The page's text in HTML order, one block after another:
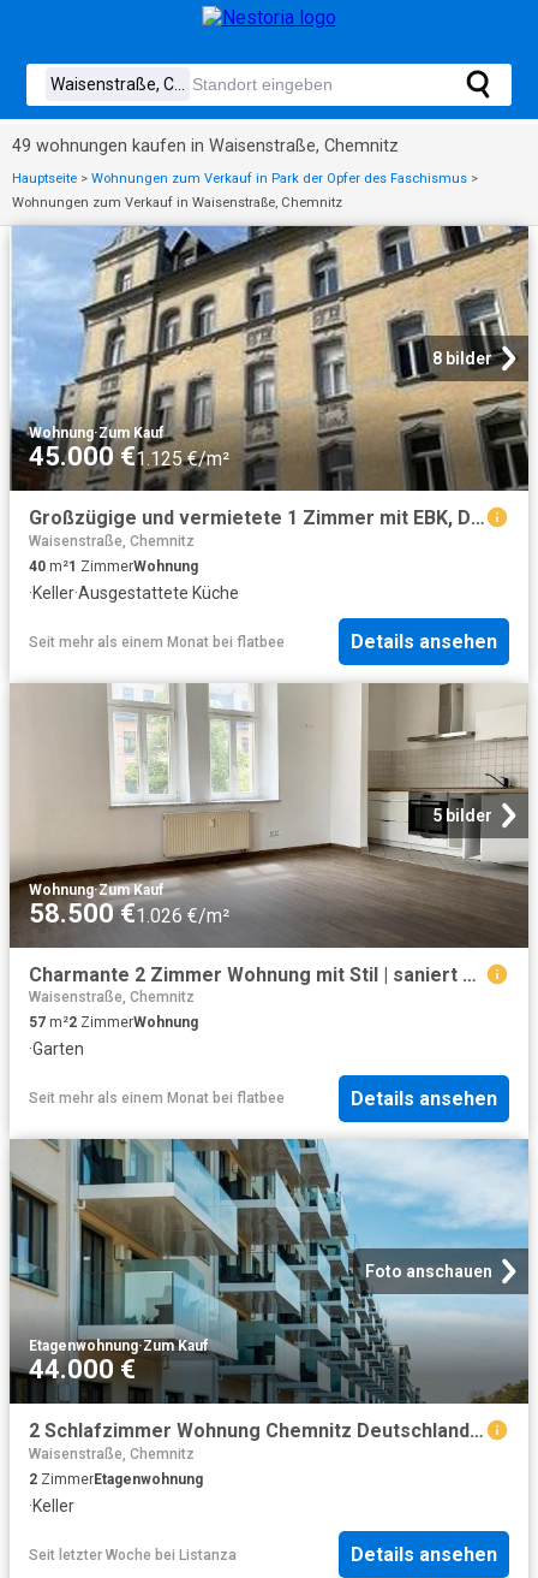
49 wohnungen kaufen in Waisenstraße, Chemnitz
Hauptseite > Wohnungen zum Verkauf in Park der Opfer des Faschismus >
Wohnungen zum Verkauf in Waisenstraße, Chemnitz
8 bilder
Wohnung·Zum Kauf
45.000 €1.125 €/m²
Großzügige und vermietete 1 Zimmer mit EBK, Dusche und Laminat in zentraler Lage!
Waisenstraße, Chemnitz
40 m²1 ZimmerWohnung
·Keller·Ausgestattete Küche
Seit mehr als einem Monat bei flatbee Details ansehen
5 bilder
Wohnung·Zum Kauf
58.500 €1.026 €/m²
Charmante 2 Zimmer Wohnung mit Stil | saniert und vermietet in Chemnitz Hilbersdorf
Waisenstraße, Chemnitz
57 m²2 ZimmerWohnung
·Garten
Seit mehr als einem Monat bei flatbee Details ansehen
Foto anschauen
Etagenwohnung·Zum Kauf
44.000 €
2 Schlafzimmer Wohnung Chemnitz Deutschland 104436047
Waisenstraße, Chemnitz
2 ZimmerEtagenwohnung
·Keller
Seit letzter Woche bei Listanza Details ansehen